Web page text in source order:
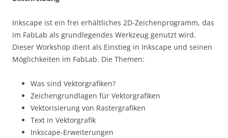
Inkscape ist ein frei erhältliches 2D-Zeichenprogramm, das
im FabLab als grundlegendes Werkzeug genutzt wird.
Dieser Workshop dient als Einstieg in Inkscape und seinen
Möglichkeiten im FabLab. Die Themen:
Was sind Vektorgrafiken?
Zeichengrundlagen für Vektorgrafiken
Vektorisierung von Rastergrafiken
Text in Vektorgrafik
Inkscape-Erweiterungen